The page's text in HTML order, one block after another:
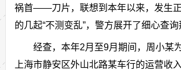
祸首——刀片，联想到本年以来，发生
的几起“不测变乱”，警方展开了细心查询
经查，本年2月至9月期间，周小某
上海市静安区外山北路某车行的运营收